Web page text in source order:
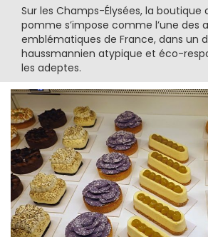
Sur les Champs-Élysées, la boutique
pomme s’impose comme l’une des
emblématiques de France, dans un
haussmannien atypique et éco-
les adeptes.